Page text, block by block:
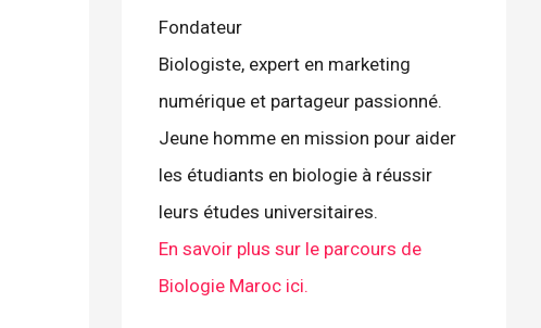
Fondateur
Biologiste, expert en marketing
numérique et partageur passionné.
Jeune homme en mission pour aider
les étudiants en biologie à réussir
leurs études universitaires.
En savoir plus sur le parcours de
Biologie Maroc ici.